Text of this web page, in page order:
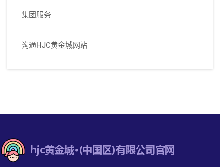
集团服务
沟通HJC黄金城网站